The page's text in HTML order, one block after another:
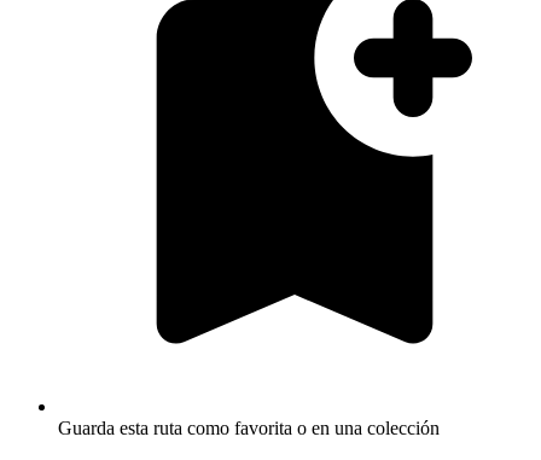
Guarda esta ruta como favorita o en una colección